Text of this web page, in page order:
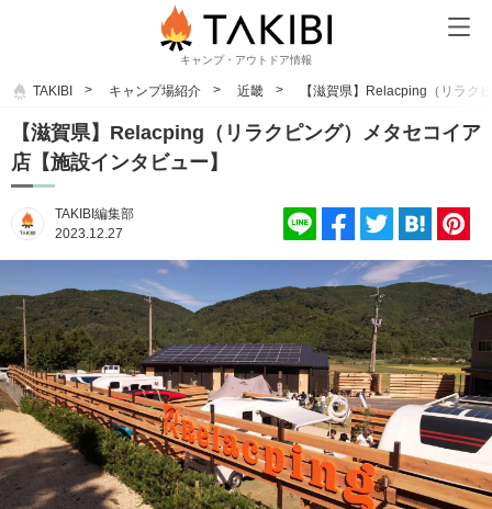
キャンプ・アウトドア情報
TAKIBI キャンプ場紹介 近畿 【滋賀県】Relacping（リラク
【滋賀県】Relacping（リラクピング）メタセコイア
店【施設インタビュー】
TAKIBI編集部
2023.12.27